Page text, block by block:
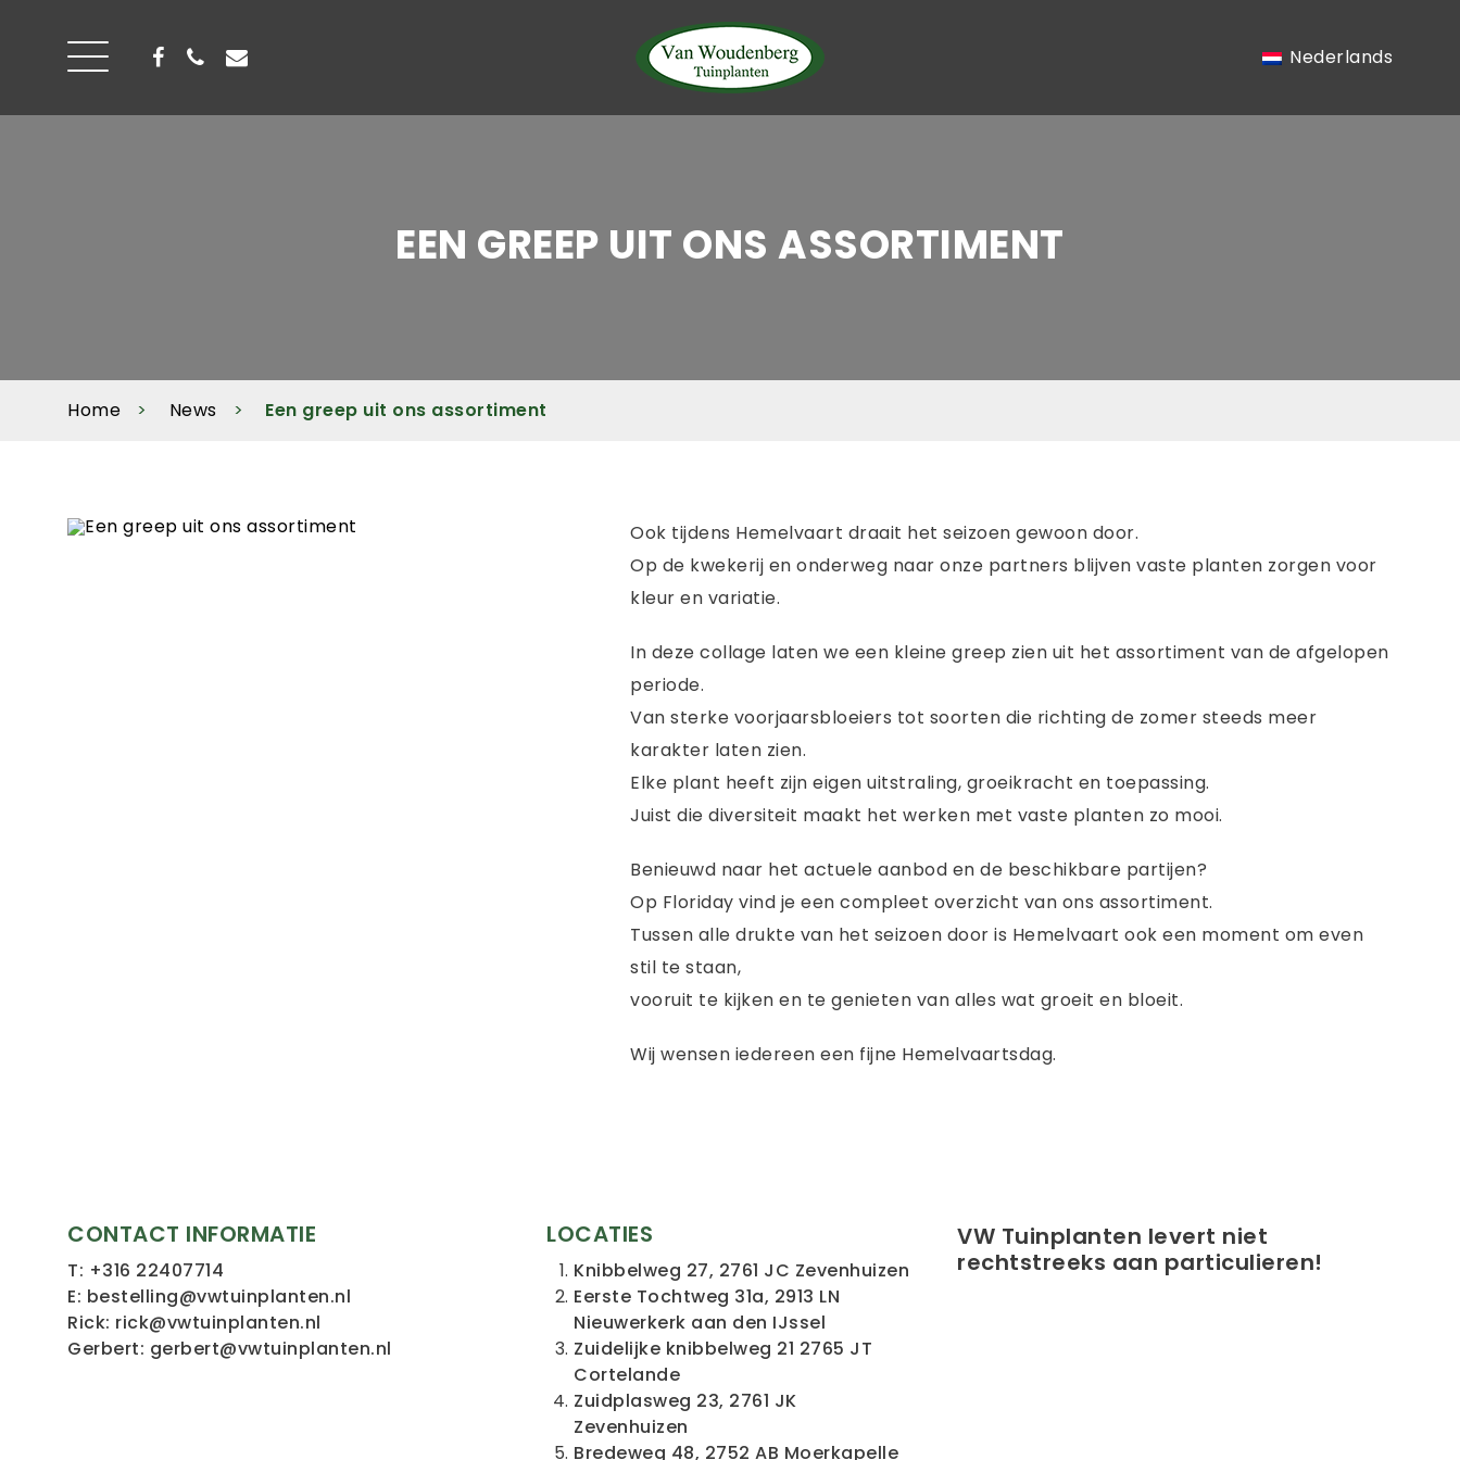
Nederlands
EEN GREEP UIT ONS ASSORTIMENT
Home News Een greep uit ons assortiment
Ook tijdens Hemelvaart draait het seizoen gewoon door.
Op de kwekerij en onderweg naar onze partners blijven vaste planten zorgen voor
kleur en variatie.
In deze collage laten we een kleine greep zien uit het assortiment van de afgelopen
periode.
Van sterke voorjaarsbloeiers tot soorten die richting de zomer steeds meer
karakter laten zien.
Elke plant heeft zijn eigen uitstraling, groeikracht en toepassing.
Juist die diversiteit maakt het werken met vaste planten zo mooi.
Benieuwd naar het actuele aanbod en de beschikbare partijen?
Op Floriday vind je een compleet overzicht van ons assortiment.
Tussen alle drukte van het seizoen door is Hemelvaart ook een moment om even
stil te staan,
vooruit te kijken en te genieten van alles wat groeit en bloeit.
Wij wensen iedereen een fijne Hemelvaartsdag.
CONTACT INFORMATIE
T: +316 22407714
E: bestelling@vwtuinplanten.nl
Rick: rick@vwtuinplanten.nl
Gerbert: gerbert@vwtuinplanten.nl
LOCATIES
Knibbelweg 27, 2761 JC Zevenhuizen
Eerste Tochtweg 31a, 2913 LN
Nieuwerkerk aan den IJssel
Zuidelijke knibbelweg 21 2765 JT
Cortelande
Zuidplasweg 23, 2761 JK
Zevenhuizen
Bredeweg 48, 2752 AB Moerkapelle
VW Tuinplanten levert niet
rechtstreeks aan particulieren!